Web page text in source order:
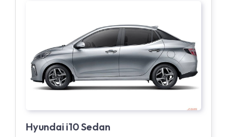
Hyundai i10 Sedan